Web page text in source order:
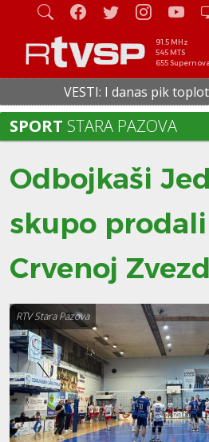
91.5 MHz
545 MTS
655 Supernova
VESTI: I danas pik
SPORT STARA PAZOVA
Odbojkaši
skupo
Crvenoj
RTV Stara Pazova